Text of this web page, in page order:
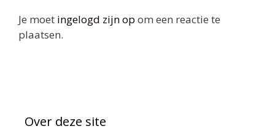
Je moet ingelogd zijn op om een reactie te
plaatsen.
Over deze site